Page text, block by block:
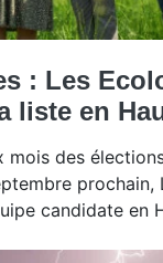
: Les
liste en
mois des
prochain,
candidate en